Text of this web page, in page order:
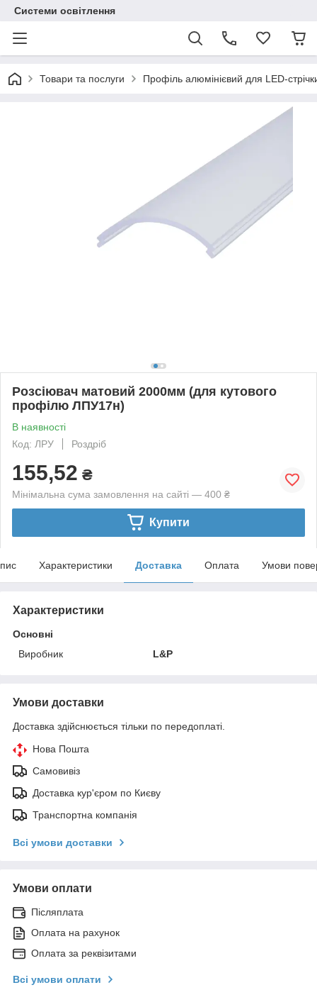
Системи освітлення
Товари та послуги Профіль алюмінієвий для LED-
Розсіювач матовий 2000мм (для кутового
профілю ЛПУ17н)
В наявності
Код: ЛРУ
Роздріб
155,52 ₴
Мінімальна сума замовлення на сайті — 400 ₴
Купити
Характеристики Доставка Оплата Умови
Характеристики
Основні
Виробник
L&P
Умови доставки
Доставка здійснюється тільки по передоплаті.
Нова Пошта
Самовивіз
Доставка кур'єром по Києву
Транспортна компанія
Всі умови доставки
Умови оплати
Післяплата
Оплата на рахунок
Оплата за реквізитами
Всі умови оплати